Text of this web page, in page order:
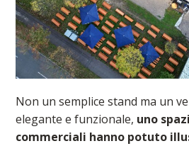
Non un semplice stand ma un
elegante e funzionale, uno
commerciali hanno potuto